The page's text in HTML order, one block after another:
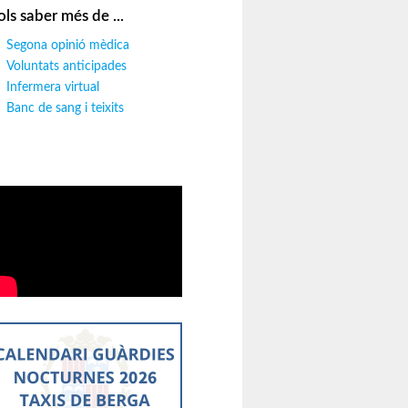
saber més de ...
Segona opinió mèdica
Voluntats anticipades
Infermera virtual
Banc de sang i teixits